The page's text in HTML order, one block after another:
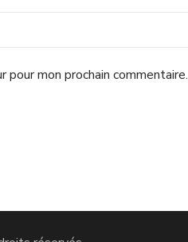
mon prochain commentaire.